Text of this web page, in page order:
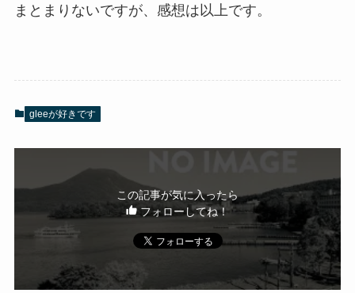
まとまりないですが、感想は以上です。
gleeが好きです
この記事が気に入ったら
フォローしてね！